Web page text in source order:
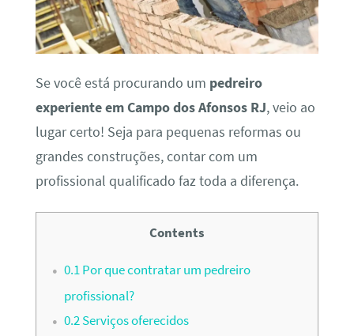
Se você está procurando um pedreiro
experiente em Campo dos Afonsos RJ, veio ao
lugar certo! Seja para pequenas reformas ou
grandes construções, contar com um
profissional qualificado faz toda a diferença.
Contents
0.1Por que contratar um pedreiro
profissional?
0.2Serviços oferecidos